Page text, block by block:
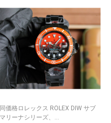
同価格ロレックス ROLEX DIW サブ
マリーナシリーズ、...